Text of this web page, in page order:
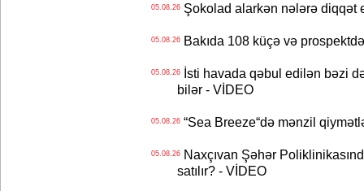
05.08.26Şokolad alarkən nələrə diqqət
05.08.26Bakıda 108 küçə və
05.08.26İsti havada qəbul edilən bəzi
bilər - VİDEO
05.08.26“Sea Breeze“də mənzil
05.08.26Naxçıvan Şəhər
satılır? - VİDEO